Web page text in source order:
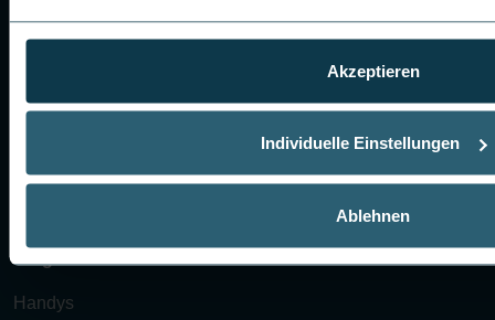
Akzeptieren
Individuelle Einstellungen
Ablehnen
Bleib auf dem Laufenden mit den besten Deals und
cleveren Tipps für Dein digitales Leben!
Handys